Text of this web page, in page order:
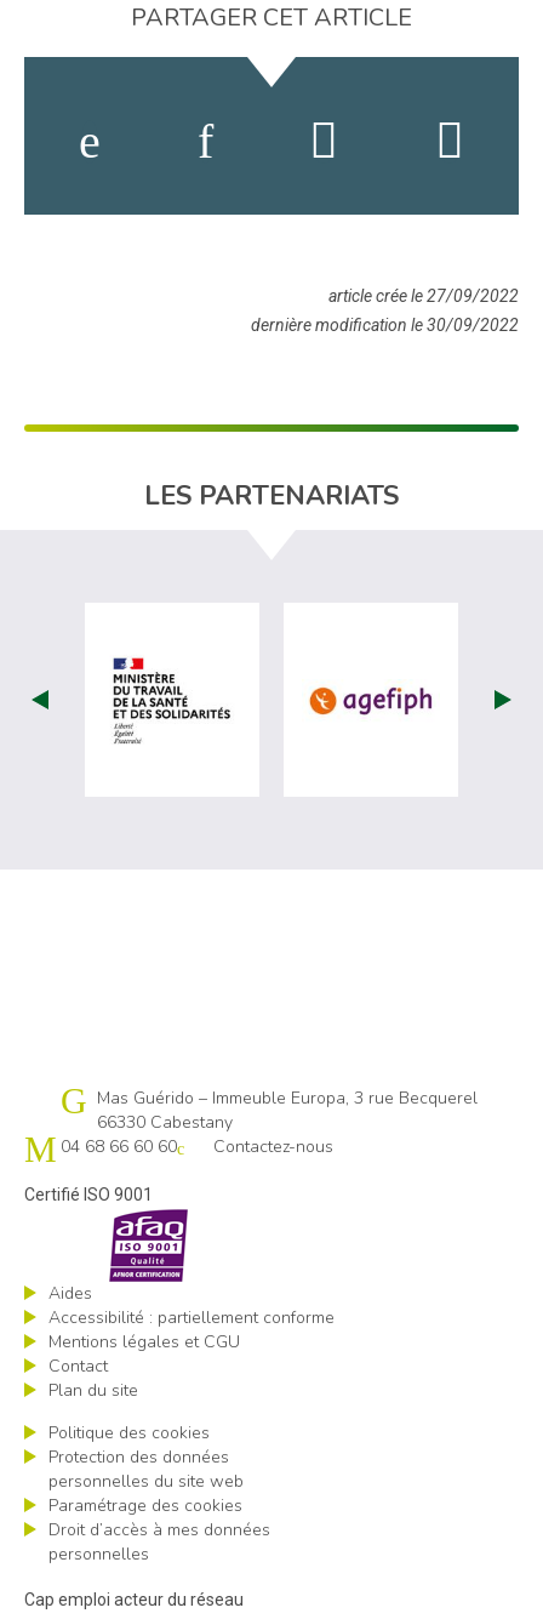
PARTAGER CET ARTICLE
article crée le 27/09/2022
dernière modification le 30/09/2022
LES PARTENARIATS
visiter les site de Ministère du travail
visiter les
Cap emploi 66
Mas Guérido – Immeuble Europa, 3 rue Becquerel
66330 Cabestany
04 68 66 60 60
Contactez-nous
Certifié ISO 9001
Aides
Accessibilité : partiellement conforme
Mentions légales et CGU
Contact
Plan du site
Politique des cookies
Protection des données
personnelles du site web
Paramétrage des cookies
Droit d’accès à mes données
personnelles
Cap emploi acteur du réseau